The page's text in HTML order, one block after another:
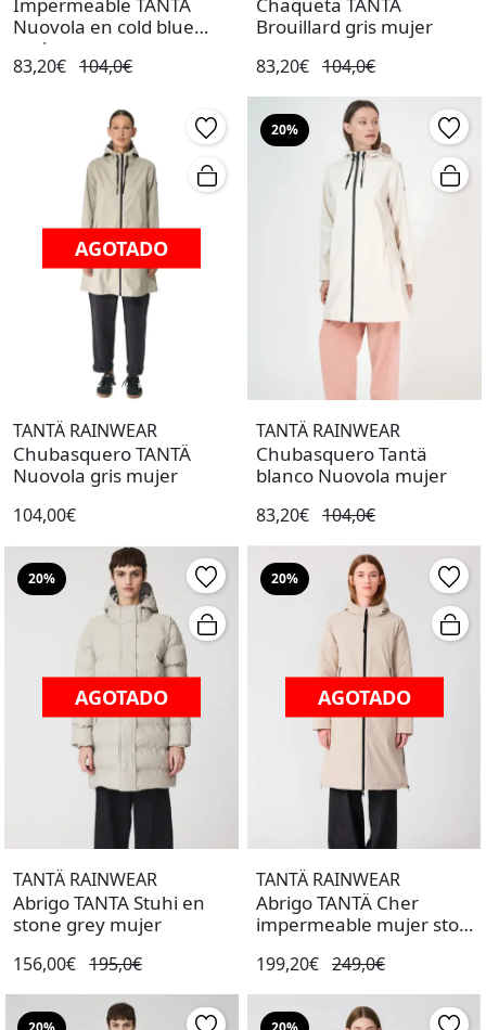
Nuovola en cold blue
mujer
83,20€ 104,0€
Brouillard gris mujer
83,20€ 104,0€
AGOTADO
TANTÄ RAINWEAR
Chubasquero TANTÄ
Nuovola gris mujer
104,00€
20%
TANTÄ RAINWEAR
Chubasquero Tantä
blanco Nuovola mujer
83,20€ 104,0€
20%
AGOTADO
TANTÄ RAINWEAR
Abrigo TANTA Stuhi en
stone grey mujer
156,00€ 195,0€
20%
AGOTADO
TANTÄ RAINWEAR
Abrigo TANTÄ Cher
impermeable mujer stone
199,20€ 249,0€